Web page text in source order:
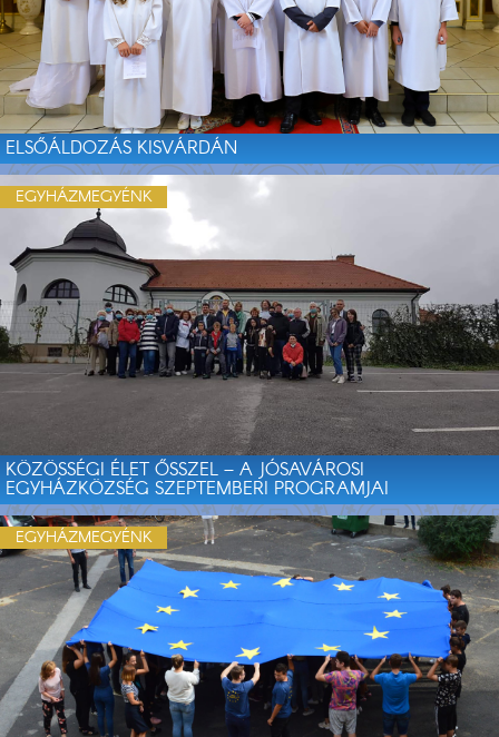
ELSŐÁLDOZÁS KISVÁRDÁN
KÖZÖSSÉGI ÉLET ŐSSZEL – A JÓSAVÁROSI
EGYHÁZKÖZSÉG SZEPTEMBERI PROGRAMJAI
EGYHÁZMEGYÉNK
EGYHÁZMEGYÉNK